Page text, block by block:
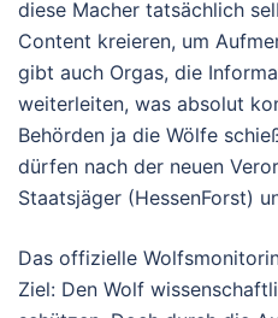
diese Macher tatsächlich
Content kreieren, um
gibt auch Orgas, die
weiterleiten, was absolut
Behörden ja die Wölfe
dürfen nach der neuen
Staatsjäger (HessenForst)
Das offizielle
Ziel: Den Wolf